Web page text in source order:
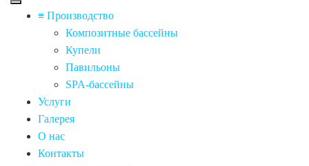
≡ Производство
Композитные бассейны
Купели
Павильоны
SPA-бассейны
Услуги
Галерея
О нас
Контакты